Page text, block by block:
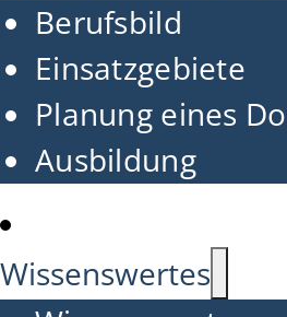
Berufsbild
Einsatzgebiete
Planung eines
Ausbildung
Wissenswertes